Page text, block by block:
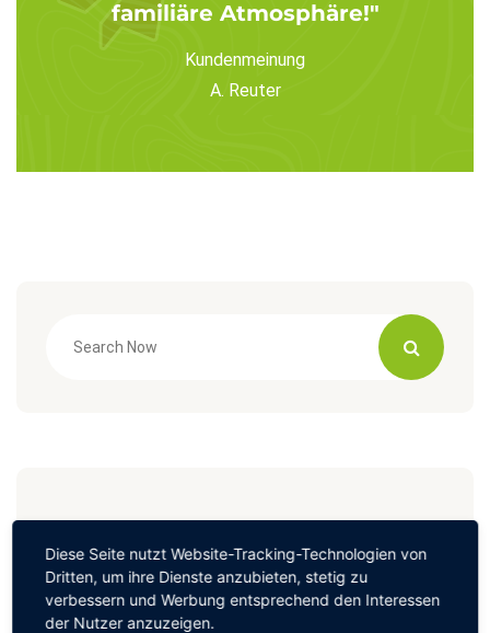
familiäre Atmosphäre!"
Kundenmeinung
A. Reuter
Neueste Beiträge
Rehasport für Orthopädie
Diese Seite nutzt Website-Tracking-Technologien von
Dritten, um ihre Dienste anzubieten, stetig zu
verbessern und Werbung entsprechend den Interessen
der Nutzer anzuzeigen.